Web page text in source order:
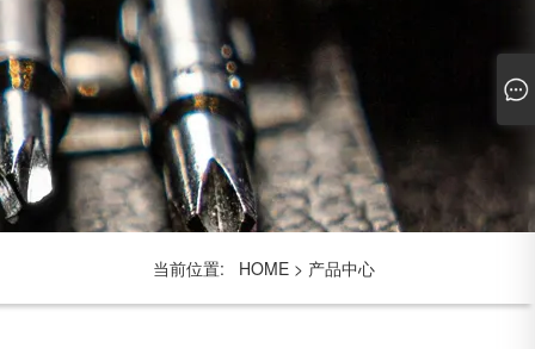
当前位置: HOME> 产品中心